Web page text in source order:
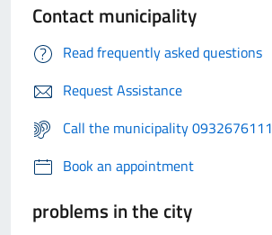
Contact municipality
Read frequently asked questions
Request Assistance
Call the municipality 0932676111
Book an appointment
problems in the city